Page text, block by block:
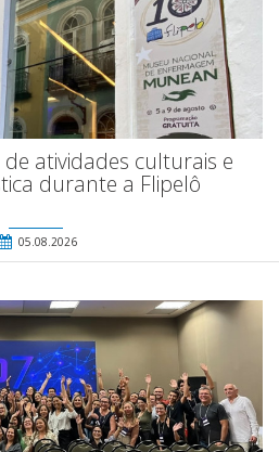
atividades culturais e
durante a Flipelô
05.08.2026